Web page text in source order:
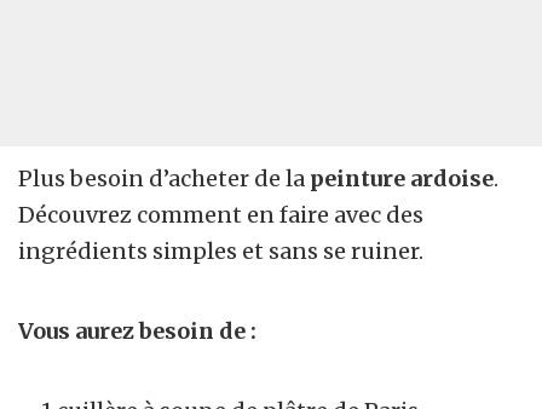
Plus besoin d’acheter de la peinture ardoise.
Découvrez comment en faire avec des
ingrédients simples et sans se ruiner.
Vous aurez besoin de :